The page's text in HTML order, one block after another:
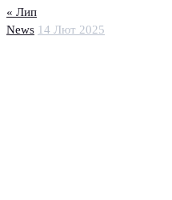
News 14 Лют 2025
« Лип